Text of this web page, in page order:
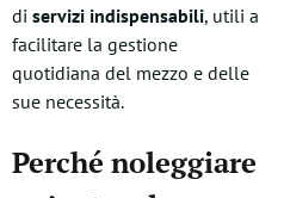
di servizi indispensabili, utili a
facilitare la gestione
quotidiana del mezzo e delle
sue necessità.
Perché noleggiare